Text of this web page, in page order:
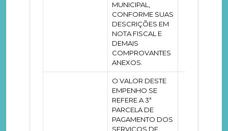
MUNICIPAL,
CONFORME SUAS
DESCRIÇÕES EM
NOTA FISCAL E
DEMAIS
COMPROVANTES
ANEXOS.
O VALOR DESTE
EMPENHO SE
REFERE A 3ª
PARCELA DE
PAGAMENTO DOS
SERVIÇOS DE